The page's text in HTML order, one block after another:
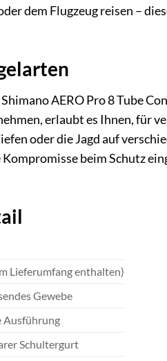
dem Flugzeug reisen –
AERO Pro 8 Tube
erlaubt es Ihnen, für
oder die Jagd auf
beim Schutz
Lieferumfang enthalten)
Gewebe
Ausführung
Schultergurt